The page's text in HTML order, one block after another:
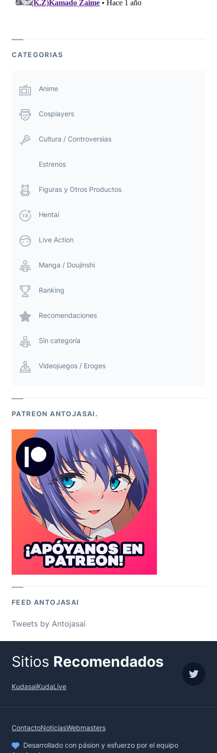
CATEGORIAS
Anime
Cosplayers
Cultura / Controversias
Estrenos
Figuras y Otros Productos
Hentai
Live Action
Manga / Doujinshi
Ranking
Recomendaciones
Sin categoría
Videojuegos / Eroges
PATREON ANTOJASAI.
FEED ANTOJASAI
Tweets by Antojasai
Sitios Recomendados
KudasaiKudaLive
ContactoNoticiasWebmasters
Desarrollado con pásion y esfuerzo por el equipo